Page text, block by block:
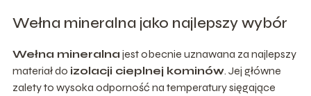
Wełna mineralna jako najlepszy wybór
Wełna mineralna jest obecnie uznawana za najlepszy
materiał do izolacji cieplnej kominów. Jej główne
zalety to wysoka odporność na temperatury sięgające